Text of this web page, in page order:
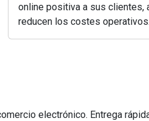
online positiva a sus clientes,
reducen los costes operativos.
electrónico. Entrega